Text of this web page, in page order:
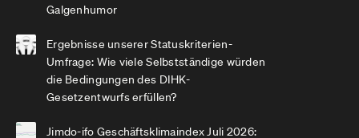
Galgenhumor
Ergebnisse unserer Statuskriterien-
Umfrage: Wie viele Selbstständige würden
die Bedingungen des DIHK-
Gesetzentwurfs erfüllen?
Jimdo-ifo Geschäftsklimaindex Juli 2026: